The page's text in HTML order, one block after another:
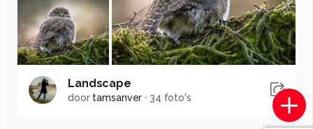
Landscape
door tamsanver · 34 foto's